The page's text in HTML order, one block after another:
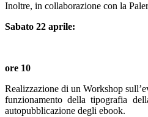
Inoltre, in collaborazione con la
Sabato 22 aprile:
ore 10
Realizzazione di un Workshop
funzionamento della tipografia
autopubblicazione degli ebook.